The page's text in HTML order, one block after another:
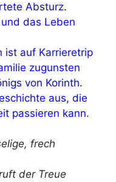
Absturz.
das Leben
ist auf Karrieretrip
zugunsten
von Korinth.
aus, die
passieren kann.
frech
der Treue